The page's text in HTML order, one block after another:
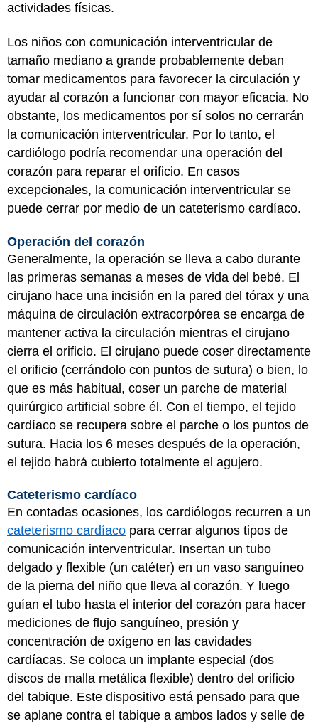
actividades físicas.
Los niños con comunicación interventricular de
tamaño mediano a grande probablemente deban
tomar medicamentos para favorecer la circulación y
ayudar al corazón a funcionar con mayor eficacia. No
obstante, los medicamentos por sí solos no cerrarán
la comunicación interventricular. Por lo tanto, el
cardiólogo podría recomendar una operación del
corazón para reparar el orificio. En casos
excepcionales, la comunicación interventricular se
puede cerrar por medio de un cateterismo cardíaco.
Operación del corazón
Generalmente, la operación se lleva a cabo durante
las primeras semanas a meses de vida del bebé. El
cirujano hace una incisión en la pared del tórax y una
máquina de circulación extracorpórea se encarga de
mantener activa la circulación mientras el cirujano
cierra el orificio. El cirujano puede coser directamente
el orificio (cerrándolo con puntos de sutura) o bien, lo
que es más habitual, coser un parche de material
quirúrgico artificial sobre él. Con el tiempo, el tejido
cardíaco se recupera sobre el parche o los puntos de
sutura. Hacia los 6 meses después de la operación,
el tejido habrá cubierto totalmente el agujero.
Cateterismo cardíaco
En contadas ocasiones, los cardiólogos recurren a un
cateterismo cardíaco para cerrar algunos tipos de
comunicación interventricular. Insertan un tubo
delgado y flexible (un catéter) en un vaso sanguíneo
de la pierna del niño que lleva al corazón. Y luego
guían el tubo hasta el interior del corazón para hacer
mediciones de flujo sanguíneo, presión y
concentración de oxígeno en las cavidades
cardíacas. Se coloca un implante especial (dos
discos de malla metálica flexible) dentro del orificio
del tabique. Este dispositivo está pensado para que
se aplane contra el tabique a ambos lados y selle de